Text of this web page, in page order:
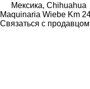
Мексика, Chihuahua
Maquinaria Wiebe Km
Связаться с продавцом